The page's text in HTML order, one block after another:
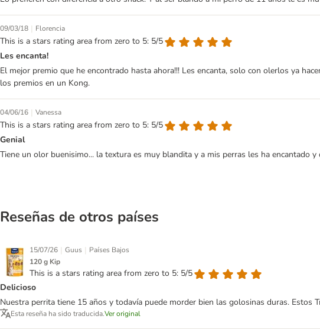
09/03/18 | Florencia
This is a stars rating area from zero to 5: 5/5
Les encanta!
El mejor premio que he encontrado hasta ahora!!! Les encanta, solo con olerlos ya
los premios en un Kong.
04/06/16 | Vanessa
This is a stars rating area from zero to 5: 5/5
Genial
Tiene un olor buenisimo... la textura es muy blandita y a mis perras les ha encantado
Reseñas de otros países
15/07/26 | Guus | Países Bajos
120 g Kip
This is a stars rating area from zero to 5: 5/5
Delicioso
Nuestra perrita tiene 15 años y todavía puede morder bien las golosinas duras. Estos
Esta reseña ha sido traducida.Ver original